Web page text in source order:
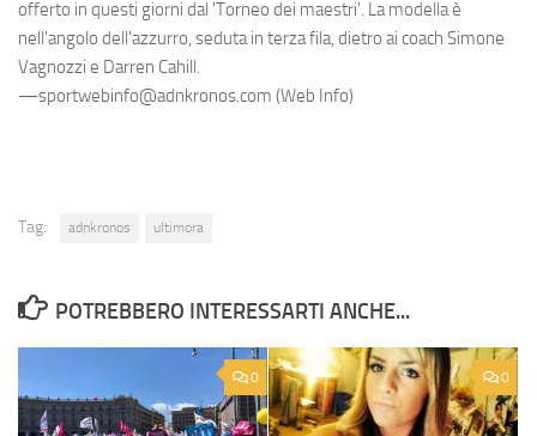
offerto in questi giorni dal 'Torneo dei maestri'. La modella è
nell'angolo dell'azzurro, seduta in terza fila, dietro ai coach Simone
Vagnozzi e Darren Cahill.
—sportwebinfo@adnkronos.com (Web Info)
Tag: adnkronos ultimora
POTREBBERO INTERESSARTI ANCHE...
0 0